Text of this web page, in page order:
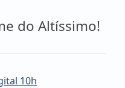
do Altíssimo!
10h